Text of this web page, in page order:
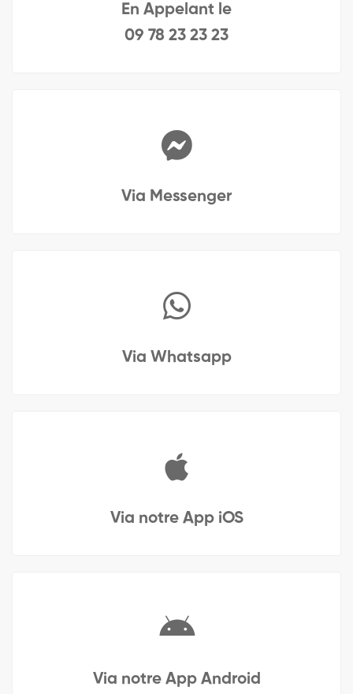
En Appelant le
09 78 23 23 23
Via Messenger
Via Whatsapp
Via notre App iOS
Via notre App Android